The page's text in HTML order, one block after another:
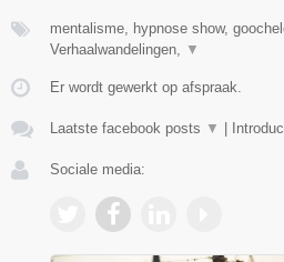
mentalisme, hypnose show,
Verhaalwandelingen,
▼
Er wordt gewerkt op afspraak.
Laatste facebook posts ▼ |
Sociale media: